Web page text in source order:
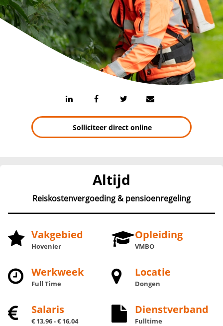
Solliciteer direct online
Altijd
Reiskostenvergoeding & pensioenregeling
Vakgebied
Hovenier
Opleiding
VMBO
Werkweek
Full Time
Locatie
Dongen
Salaris
€ 13,96 - € 16,04
Dienstverband
Fulltime